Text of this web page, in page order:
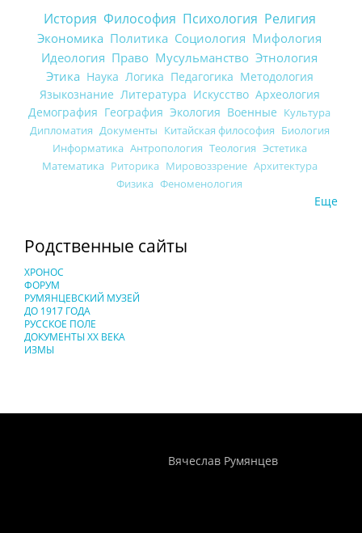
История Философия Психология Религия
Экономика Политика Социология Мифология
Идеология Право Мусульманство Этнология
Этика Наука Логика Педагогика Методология
Языкознание Литература Искусство Археология
Демография География Экология Военные Культура
Дипломатия Документы Китайская философия Биология
Информатика Антропология Теология Эстетика
Математика Риторика Мировоззрение Архитектура
Физика Феноменология
Еще
Родственные сайты
ХРОНОС
ФОРУМ
РУМЯНЦЕВСКИЙ МУЗЕЙ
ДО 1917 ГОДА
РУССКОЕ ПОЛЕ
ДОКУМЕНТЫ XX ВЕКА
ИЗМЫ
Вячеслав Румянцев